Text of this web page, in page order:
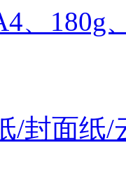
/封面纸/